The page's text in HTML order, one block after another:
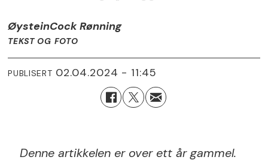
ØysteinCock Rønning
TEKST OG FOTO
PUBLISERT 02.04.2024 - 11:45
Denne artikkelen er over ett år gammel.